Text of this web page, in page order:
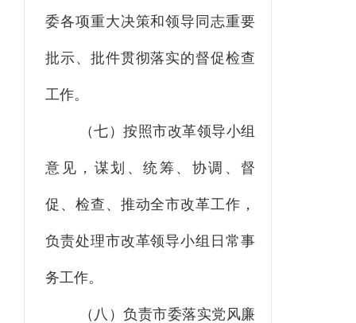
委各项重大决策和领导同志重要
批示、批件贯彻落实的督促检查
工作。
（七）按照市改革领导小组
意见，谋划、统筹、协调、督
促、检查、推动全市改革工作，
负责处理市改革领导小组日常事
务工作。
（八）负责市委落实党风廉